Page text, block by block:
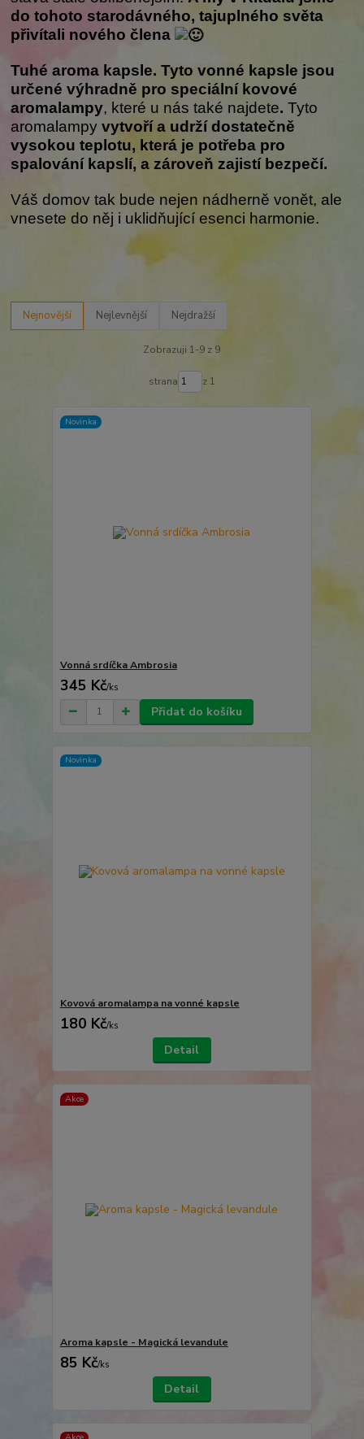
do tohoto starodávného, tajuplného světa
přivítali nového člena
Tuhé aroma kapsle. Tyto vonné kapsle jsou
určené výhradně pro speciální kovové
aromalampy, které u nás také najdete.Tyto
aromalampy vytvoří a udrží dostatečně
vysokou teplotu, která je potřeba pro
spalování kapslí, a zároveň zajistí bezpečí.
Váš domov tak bude nejen nádherně vonět, ale
vnesete do něj i uklidňující esenci harmonie.
Nejnovější Nejlevnější Nejdražší
Zobrazuji 1-9 z 9
strana z 1
Novinka
Vonná srdíčka Ambrosia
345 Kč/ks
Přidat do košíku
Novinka
Kovová aromalampa na vonné kapsle
180 Kč/ks
Detail
Akce
Aroma kapsle - Magická levandule
85 Kč/ks
Detail